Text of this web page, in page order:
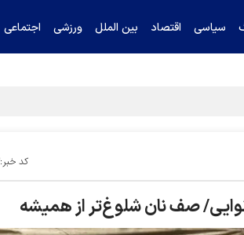
سیاسی اقتصاد بین الملل ورزشی اجتماعی
پزشکیان را تکذیب کرد
کد خبر:۸۱۹۸۹۲
صف نان شلوغ‌تر از همیشه